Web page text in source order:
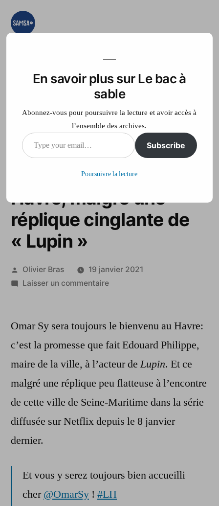
Aller
teste, on expérimente
Accueil France Télé
Édouard Philippe
convie Omar Sy au
Havre, malgré une
réplique cinglante de
« Lupin »
Publié
par
Olivier Bras
19 janvier 2021
Laisser un commentairesur
convie
Sy
au
Havre,
une
réplique
Omar Sy sera toujours le bienvenu au Havre:
c’est la promesse que fait Edouard Philippe,
maire de la ville, à l’acteur de Lupin. Et ce
malgré une réplique peu flatteuse à l’encontre
de cette ville de Seine-Maritime dans la série
diffusée sur Netflix depuis le 8 janvier
dernier.
Et vous y serez toujours bien accueilli
cher @OmarSy ! #LH
En savoir plus sur Le bac à
sable
Abonnez-vous pour poursuivre la lecture et avoir accès à
l’ensemble des archives.
Type
your
Subscribe
Poursuivre la lecture